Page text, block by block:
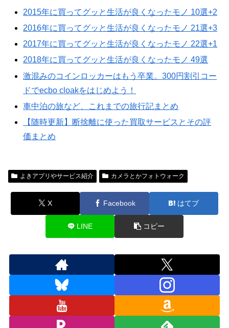
2015年に買ってグッと生活が良くなったモノ 10選+2
2016年に買ってグッと生活が良くなったモノ 21選+3
2017年に買ってグッと生活が良くなったモノ 22選+1
2018年に買ってグッと生活が良くなったモノ 49選
激混みのコインロッカーはもう卒業。300円割引コー
ドでecbo cloakをはじめよう！
車中泊の旅など、これまでの旅行記まとめ
【随時更新】断捨離に使った買取サービスとその評
価まとめ
よきアプリやサービス紹介 カメラとかフォトウォーク
X Facebook はてブ
LINE コピー